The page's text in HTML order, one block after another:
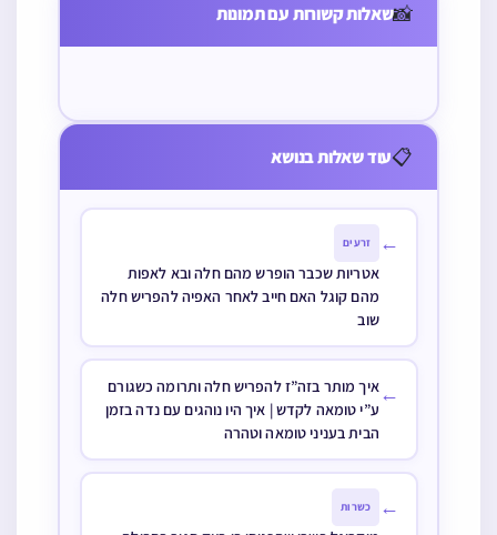
📸שאלות קשורות עם תמונות
שיפטור רק חצי
להפריש חלה
בשבת על ידי
מאתמול או רק
במעשרות
בברכה ושוב לש
עוד עיסה שיש
האם צריך לברך
על החלה השניה
כל אחת מבצק
חלה מחלק
מהעוגות והרי
כל העוגות
בקופסה נפרדת
ויש שיעור חלה
בין כולם מה
יעשו
📋עוד שאלות בנושא
← זרעים
אטריות שכבר הופרש מהם חלה ובא לאפות
מהם קוגל האם חייב לאחר האפיה להפריש חלה
שוב
←איך מותר בזה”ז להפריש חלה ותרומה כשגורם
ע”י טומאה לקדש | איך היו נוהגים עם נדה בזמן
הבית בעניני טומאה וטהרה
← כשרות